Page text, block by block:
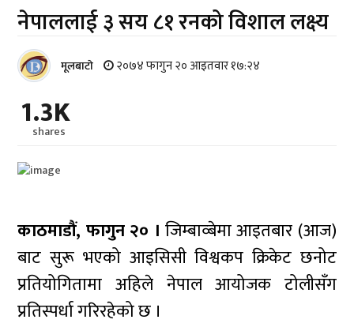
नेपाललाई ३ सय ८१ रनको विशाल लक्ष्य
मूलबाटाे २०७४ फागुन २० आइतवार १७:२४
1.3K
shares
काठमाडौं, फागुन २० । जिम्बाव्बेमा आइतबार (आज)
बाट सुरू भएको आइसिसी विश्वकप क्रिकेट छनोट
प्रतियोगितामा अहिले नेपाल आयोजक टोलीसँग
प्रतिस्पर्धा गरिरहेको छ ।